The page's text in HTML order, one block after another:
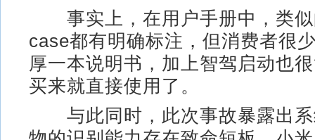
事实上，在用户手册中，类似
case都有明确标注，但消费者很
厚一本说明书，加上智驾启动也
买来就直接使用了。
与此同时，此次事故暴露出系